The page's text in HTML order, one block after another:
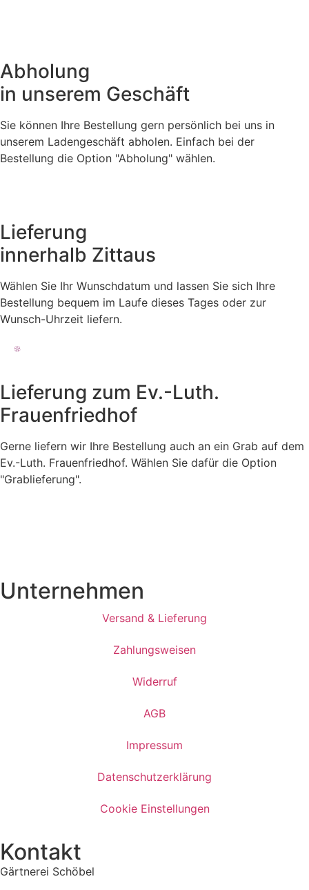
Abholung
in unserem Geschäft
Sie können Ihre Bestellung gern persönlich bei uns in
unserem Ladengeschäft abholen. Einfach bei der
Bestellung die Option "Abholung" wählen.
Lieferung
innerhalb Zittaus
Wählen Sie Ihr Wunschdatum und lassen Sie sich Ihre
Bestellung bequem im Laufe dieses Tages oder zur
Wunsch-Uhrzeit liefern.
Lieferung zum Ev.-Luth.
Frauenfriedhof
Gerne liefern wir Ihre Bestellung auch an ein Grab auf dem
Ev.-Luth. Frauenfriedhof. Wählen Sie dafür die Option
"Grablieferung".
Unternehmen
Versand & Lieferung
Zahlungsweisen
Widerruf
AGB
Impressum
Datenschutzerklärung
Cookie Einstellungen
Kontakt
Gärtnerei Schöbel